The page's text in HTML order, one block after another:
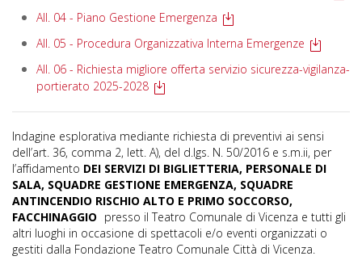
All. 04 - Piano Gestione Emergenza
All. 05 - Procedura Organizzativa Interna Emergenze
All. 06 - Richiesta migliore offerta servizio sicurezza-vigilanza-
portierato 2025-2028
Indagine esplorativa mediante richiesta di preventivi ai sensi
dell’art. 36, comma 2, lett. A), del d.lgs. N. 50/2016 e s.m.ii, per
l’affidamento DEI SERVIZI DI BIGLIETTERIA, PERSONALE DI
SALA, SQUADRE GESTIONE EMERGENZA, SQUADRE
ANTINCENDIO RISCHIO ALTO E PRIMO SOCCORSO,
FACCHINAGGIO presso il Teatro Comunale di Vicenza e tutti gli
altri luoghi in occasione di spettacoli e/o eventi organizzati o
gestiti dalla Fondazione Teatro Comunale Città di Vicenza.